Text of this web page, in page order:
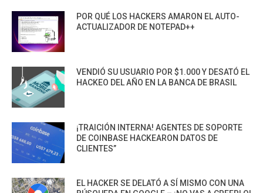
POR QUÉ LOS HACKERS AMARON EL AUTO-
ACTUALIZADOR DE NOTEPAD++
VENDIÓ SU USUARIO POR $1.000 Y DESATÓ EL
HACKEO DEL AÑO EN LA BANCA DE BRASIL
¡TRAICIÓN INTERNA! AGENTES DE SOPORTE
DE COINBASE HACKEARON DATOS DE
CLIENTES”
EL HACKER SE DELATÓ A SÍ MISMO CON UNA